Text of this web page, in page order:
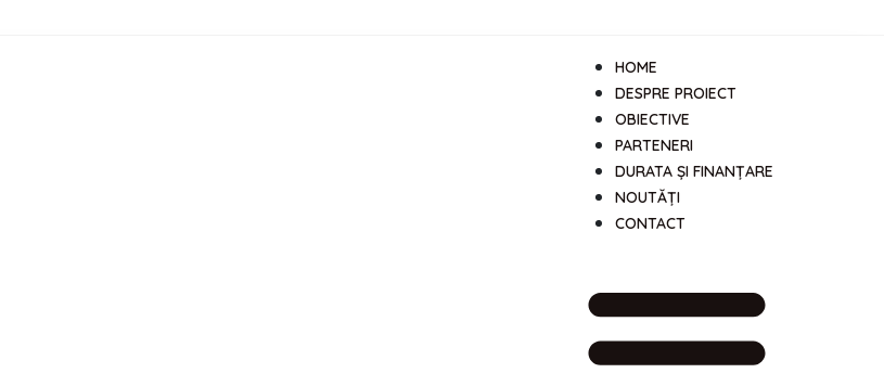
HOME
DESPRE PROIECT
OBIECTIVE
PARTENERI
DURATA ȘI FINANȚARE
NOUTĂȚI
CONTACT